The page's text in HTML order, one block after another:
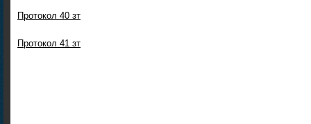
Протокол 40 зт
Протокол 41 зт